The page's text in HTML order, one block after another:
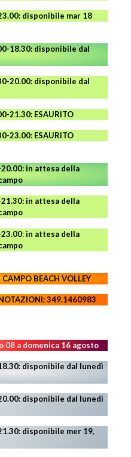
disponibile mar 18
18.30: disponibile dal
20.00: disponibile dal
21.30: ESAURITO
23.00: ESAURITO
20.00:in attesa della
21.30:in attesa della
23.00:in attesa della
CAMPOBEACH VOLLEY
349.1460983
08 a domenica 16 agosto
disponibile dal lunedì
disponibile dal lunedì
disponibile mer 19,